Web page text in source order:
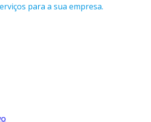
para a sua empresa.